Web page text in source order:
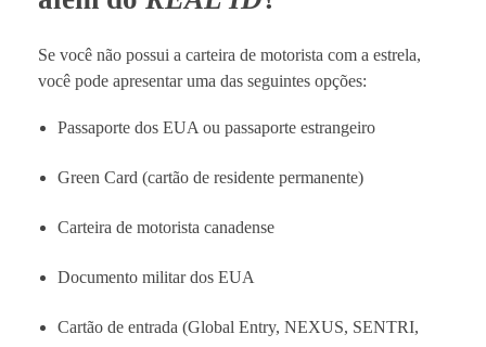
Se você não possui a carteira de motorista com a estrela,
você pode apresentar uma das seguintes opções:
Passaporte dos EUA ou passaporte estrangeiro
Green Card (cartão de residente permanente)
Carteira de motorista canadense
Documento militar dos EUA
Cartão de entrada (Global Entry, NEXUS, SENTRI,